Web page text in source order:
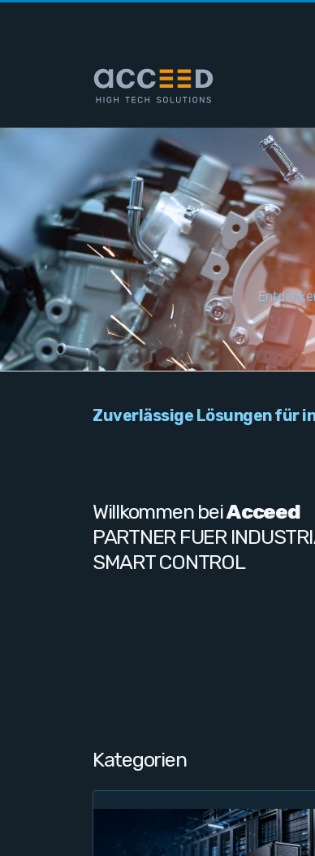
Entdecke
Zuverlässige Lösungen für
Willkommen beiAcceed
PARTNER FUER
SMART CONTROL
Kategorien